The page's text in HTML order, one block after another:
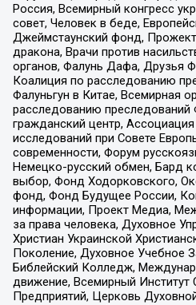
Россия, Всемирный конгресс
совет, Человек в беде,
Джеймстаунский фонд,
дракона, Врачи против
органов, Фалунь Дафа, Друзья
Коалиция по расследованию
Фалуньгун в Китае, Всемирная
расследованию преследований
гражданский центр,
исследований при Совете
современности, Форум
Немецко-русский обмен, Бард
выбор, Фонд Ходорковского,
фонд, Фонд Будущее России,
информации, Проект Медиа,
за права человека, Духовное
Христиан Украинской
Поколение, Духовное Учебное
Библейский Колледж,
движение, Всемирный Институт
Предприятий, Церковь